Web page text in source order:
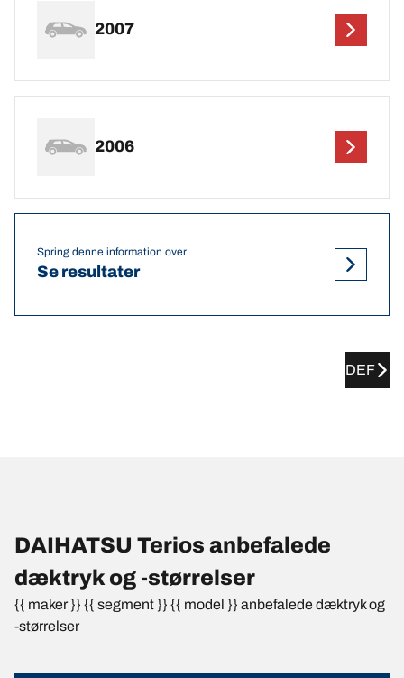
2007
2006
Spring denne information over
Se resultater
DEF
DAIHATSU Terios anbefalede
dæktryk og -størrelser
{{ maker }} {{ segment }} {{ model }} anbefalede dæktryk og
-størrelser